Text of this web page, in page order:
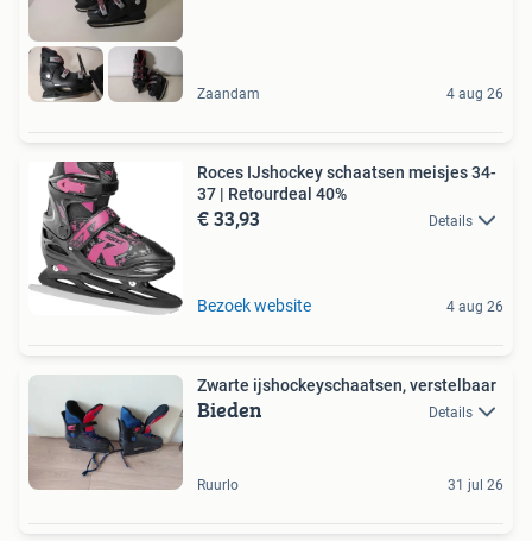
Zaandam 4 aug 26
Roces IJshockey schaatsen meisjes 34-
37 | Retourdeal 40%
€ 33,93 Details
Bezoek website 4 aug 26
Zwarte ijshockeyschaatsen, verstelbaar
Bieden Details
Ruurlo 31 jul 26